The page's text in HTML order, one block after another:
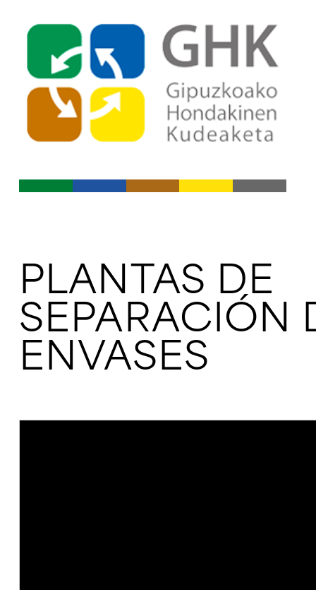
Ir a los contenidos
PLANTAS DE
SEPARACIÓN
ENVASES